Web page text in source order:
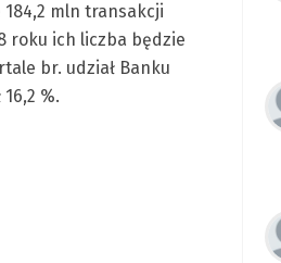
mln transakcji
roku ich liczba będzie
br. udział Banku
%.